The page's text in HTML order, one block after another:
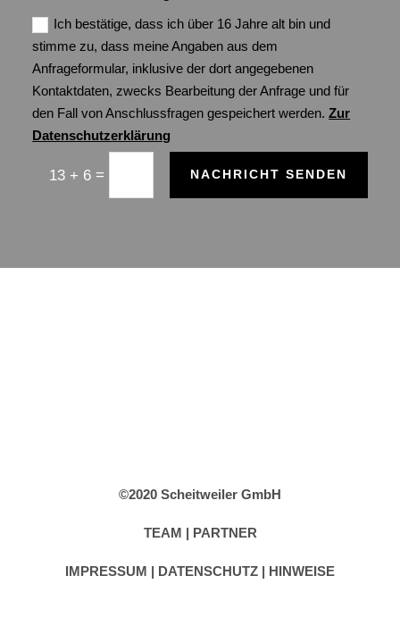
Ich bestätige, dass ich über 16 Jahre alt bin und
stimme zu, dass meine Angaben aus dem
Anfrageformular, inklusive der dort angegebenen
Kontaktdaten, zwecks Bearbeitung der Anfrage und für
den Fall von Anschlussfragen gespeichert werden.Zur
Datenschutzerklärung
13 + 6 = NACHRICHT SENDEN
©2020 Scheitweiler GmbH
TEAM | PARTNER
IMPRESSUM | DATENSCHUTZ | HINWEISE